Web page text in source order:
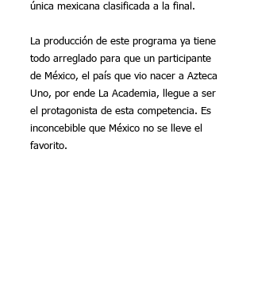
única mexicana clasificada a la final.
La producción de este programa ya tiene
todo arreglado para que un participante
de México, el país que vio nacer a Azteca
Uno, por ende La Academia, llegue a ser
el protagonista de esta competencia. Es
inconcebible que México no se lleve el
favorito.